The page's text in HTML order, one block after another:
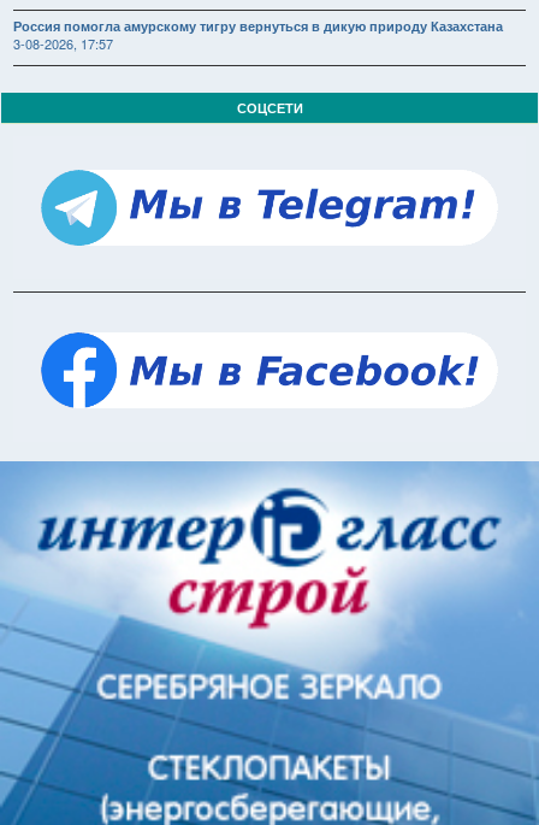
Россия помогла амурскому тигру вернуться в дикую природу Казахстана
3-08-2026, 17:57
СОЦСЕТИ